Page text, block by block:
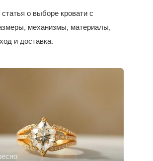
о выборе кровати с
механизмы, материалы,
и доставка.